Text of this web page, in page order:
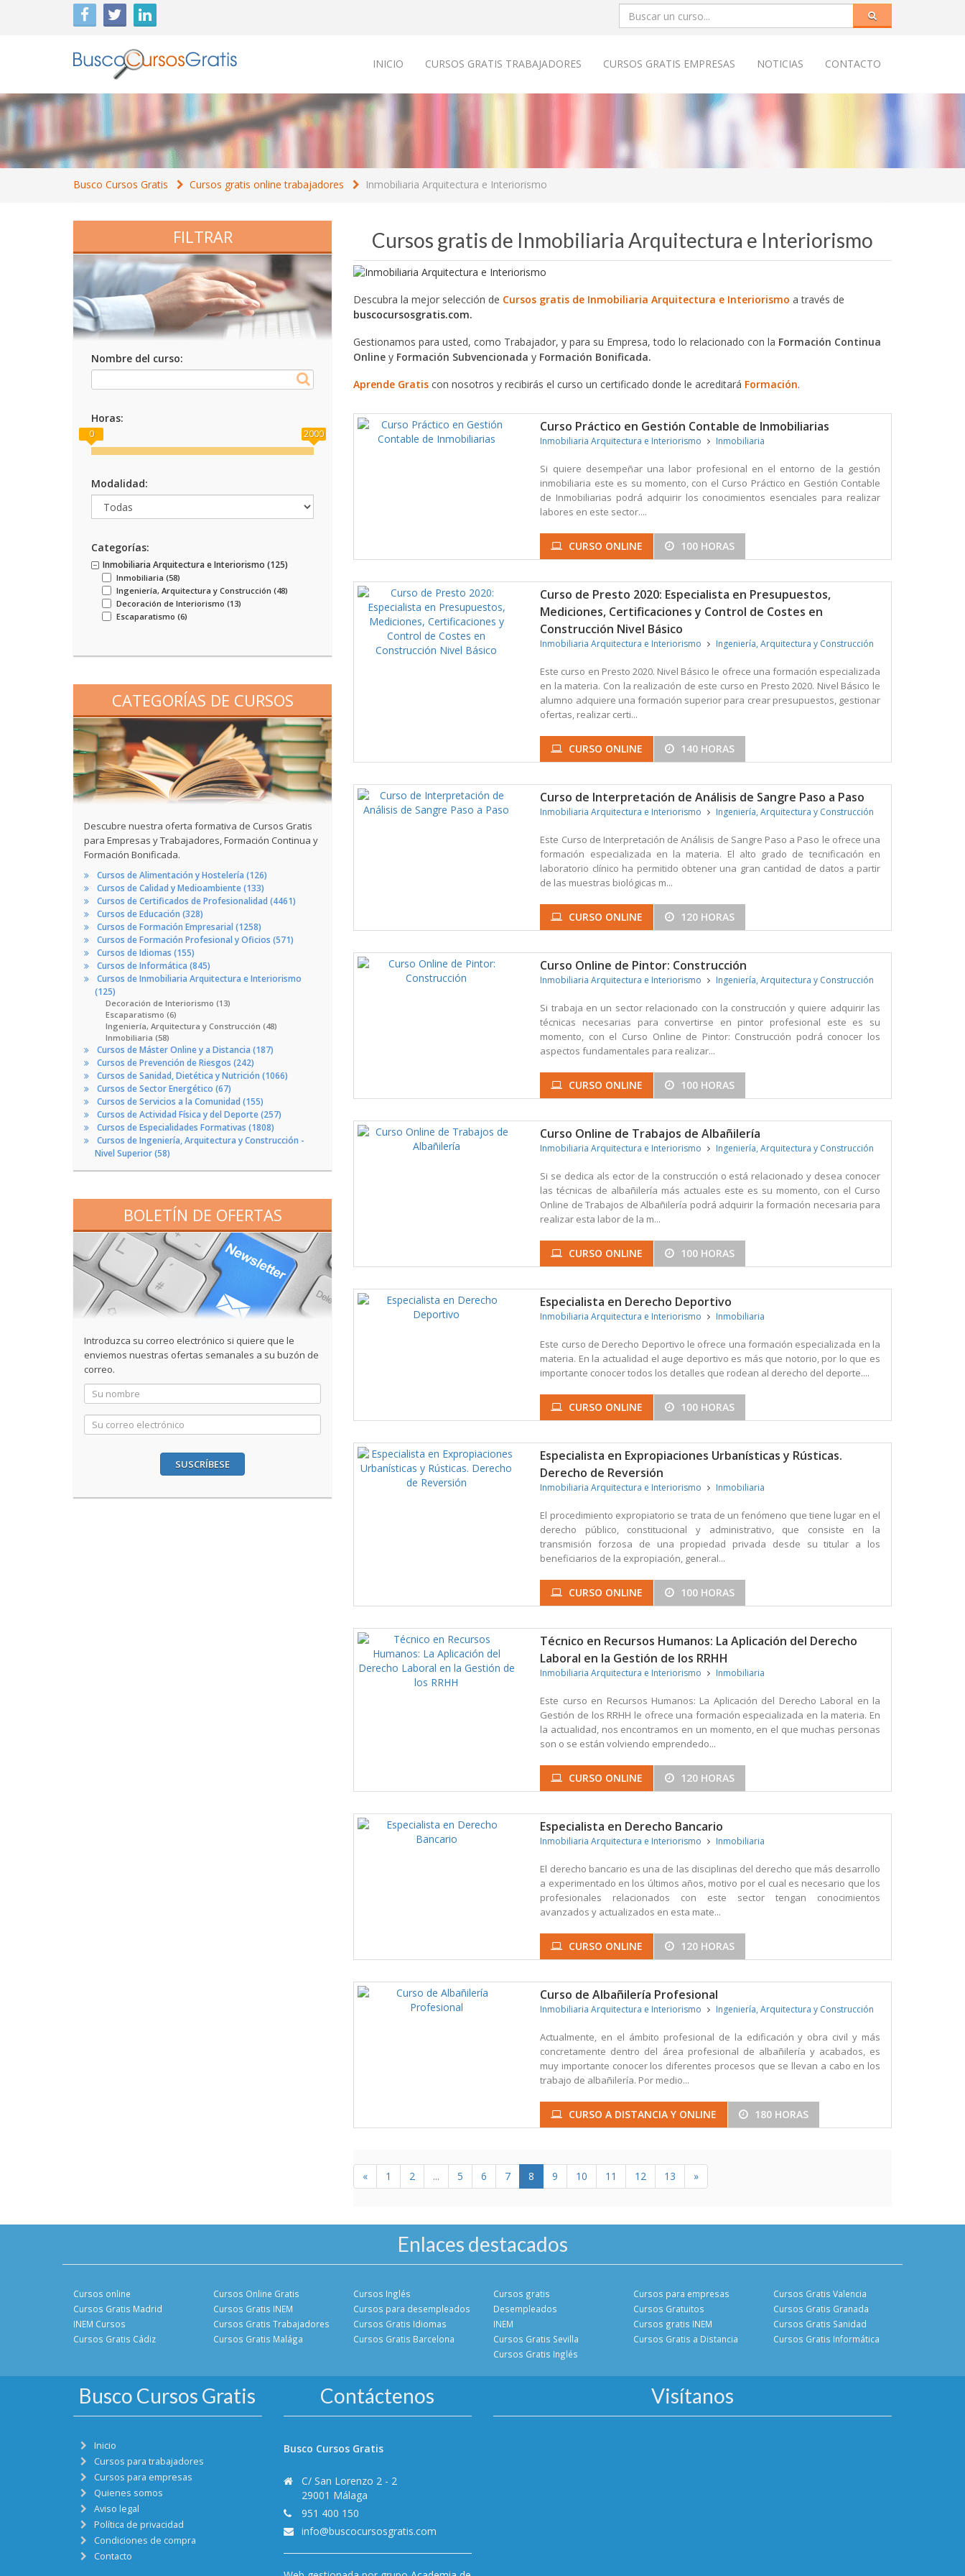
INICIO CURSOS GRATIS TRABAJADORES CURSOS GRATIS EMPRESAS NOTICIAS CONTACTO
Busco Cursos Gratis Cursos gratis online trabajadores Inmobiliaria Arquitectura e Interiorismo
Cursos gratis de Inmobiliaria Arquitectura e Interiorismo
Descubra la mejor selección de Cursos gratis de Inmobiliaria Arquitectura e Interiorismo a través de
buscocursosgratis.com.
Gestionamos para usted, como Trabajador, y para su Empresa, todo lo relacionado con la Formación Continua
Online y Formación Subvencionada y Formación Bonificada.
Aprende Gratis con nosotros y recibirás el curso un certificado donde le acreditará Formación.
Curso Práctico en Gestión Contable de Inmobiliarias
Inmobiliaria Arquitectura e Interiorismo Inmobiliaria
Si quiere desempeñar una labor profesional en el entorno de la gestión
inmobiliaria este es su momento, con el Curso Práctico en Gestión Contable
de Inmobiliarias podrá adquirir los conocimientos esenciales para realizar
labores en este sector....
CURSO ONLINE 100 HORAS
Curso de Presto 2020: Especialista en Presupuestos,
Mediciones, Certificaciones y Control de Costes en
Construcción Nivel Básico
Inmobiliaria Arquitectura e Interiorismo Ingeniería, Arquitectura y Construcción
Este curso en Presto 2020. Nivel Básico le ofrece una formación especializada
en la materia. Con la realización de este curso en Presto 2020. Nivel Básico le
alumno adquiere una formación superior para crear presupuestos, gestionar
ofertas, realizar certi...
CURSO ONLINE 140 HORAS
Curso de Interpretación de Análisis de Sangre Paso a Paso
Inmobiliaria Arquitectura e Interiorismo Ingeniería, Arquitectura y Construcción
Este Curso de Interpretación de Análisis de Sangre Paso a Paso le ofrece una
formación especializada en la materia. El alto grado de tecnificación en
laboratorio clínico ha permitido obtener una gran cantidad de datos a partir
de las muestras biológicas m...
CURSO ONLINE 120 HORAS
Curso Online de Pintor: Construcción
Inmobiliaria Arquitectura e Interiorismo Ingeniería, Arquitectura y Construcción
Si trabaja en un sector relacionado con la construcción y quiere adquirir las
técnicas necesarias para convertirse en pintor profesional este es su
momento, con el Curso Online de Pintor: Construcción podrá conocer los
aspectos fundamentales para realizar...
CURSO ONLINE 100 HORAS
Curso Online de Trabajos de Albañilería
Inmobiliaria Arquitectura e Interiorismo Ingeniería, Arquitectura y Construcción
Si se dedica als ector de la construcción o está relacionado y desea conocer
las técnicas de albañilería más actuales este es su momento, con el Curso
Online de Trabajos de Albañilería podrá adquirir la formación necesaria para
realizar esta labor de la m...
CURSO ONLINE 100 HORAS
Especialista en Derecho Deportivo
Inmobiliaria Arquitectura e Interiorismo Inmobiliaria
Este curso de Derecho Deportivo le ofrece una formación especializada en la
materia. En la actualidad el auge deportivo es más que notorio, por lo que es
importante conocer todos los detalles que rodean al derecho del deporte....
CURSO ONLINE 100 HORAS
Especialista en Expropiaciones Urbanísticas y Rústicas.
Derecho de Reversión
Inmobiliaria Arquitectura e Interiorismo Inmobiliaria
El procedimiento expropiatorio se trata de un fenómeno que tiene lugar en el
derecho público, constitucional y administrativo, que consiste en la
transmisión forzosa de una propiedad privada desde su titular a los
beneficiarios de la expropiación, general...
CURSO ONLINE 100 HORAS
Técnico en Recursos Humanos: La Aplicación del Derecho
Laboral en la Gestión de los RRHH
Inmobiliaria Arquitectura e Interiorismo Inmobiliaria
Este curso en Recursos Humanos: La Aplicación del Derecho Laboral en la
Gestión de los RRHH le ofrece una formación especializada en la materia. En
la actualidad, nos encontramos en un momento, en el que muchas personas
son o se están volviendo emprendedo...
CURSO ONLINE 120 HORAS
Especialista en Derecho Bancario
Inmobiliaria Arquitectura e Interiorismo Inmobiliaria
El derecho bancario es una de las disciplinas del derecho que más desarrollo
a experimentado en los últimos años, motivo por el cual es necesario que los
profesionales relacionados con este sector tengan conocimientos
avanzados y actualizados en esta mate...
CURSO ONLINE 120 HORAS
Curso de Albañilería Profesional
Inmobiliaria Arquitectura e Interiorismo Ingeniería, Arquitectura y Construcción
Actualmente, en el ámbito profesional de la edificación y obra civil y más
concretamente dentro del área profesional de albañilería y acabados, es
muy importante conocer los diferentes procesos que se llevan a cabo en los
trabajo de albañilería. Por medio...
CURSO A DISTANCIA Y ONLINE 180 HORAS
« 1 2 ... 5 6 7 8 9 10 11 12 13 »
FILTRAR
Nombre del curso:
Horas:
0 2000
Modalidad:
Categorías:
Inmobiliaria Arquitectura e Interiorismo (125)
Inmobiliaria (58)
Ingeniería, Arquitectura y Construcción (48)
Decoración de Interiorismo (13)
Escaparatismo (6)
CATEGORÍAS DE CURSOS
Descubre nuestra oferta formativa de Cursos Gratis
para Empresas y Trabajadores, Formación Continua y
Formación Bonificada.
Cursos de Alimentación y Hostelería (126)
Cursos de Calidad y Medioambiente (133)
Cursos de Certificados de Profesionalidad (4461)
Cursos de Educación (328)
Cursos de Formación Empresarial (1258)
Cursos de Formación Profesional y Oficios (571)
Cursos de Idiomas (155)
Cursos de Informática (845)
Cursos de Inmobiliaria Arquitectura e Interiorismo
(125)
Decoración de Interiorismo (13)
Escaparatismo (6)
Ingeniería, Arquitectura y Construcción (48)
Inmobiliaria (58)
Cursos de Máster Online y a Distancia (187)
Cursos de Prevención de Riesgos (242)
Cursos de Sanidad, Dietética y Nutrición (1066)
Cursos de Sector Energético (67)
Cursos de Servicios a la Comunidad (155)
Cursos de Actividad Física y del Deporte (257)
Cursos de Especialidades Formativas (1808)
Cursos de Ingeniería, Arquitectura y Construcción -
Nivel Superior (58)
BOLETÍN DE OFERTAS
Introduzca su correo electrónico si quiere que le
enviemos nuestras ofertas semanales a su buzón de
correo.
SUSCRÍBESE
Enlaces destacados
Cursos online
Cursos Gratis Madrid
INEM Cursos
Cursos Gratis Cádiz
Cursos Online Gratis
Cursos Gratis INEM
Cursos Gratis Trabajadores
Cursos Gratis Malága
Cursos Inglés
Cursos para desempleados
Cursos Gratis Idiomas
Cursos Gratis Barcelona
Cursos gratis
Desempleados
INEM
Cursos Gratis Sevilla
Cursos Gratis Inglés
Cursos para empresas
Cursos Gratuitos
Cursos gratis INEM
Cursos Gratis a Distancia
Cursos Gratis Valencia
Cursos Gratis Granada
Cursos Gratis Sanidad
Cursos Gratis Informática
Busco Cursos Gratis
Inicio
Cursos para trabajadores
Cursos para empresas
Quienes somos
Aviso legal
Política de privacidad
Condiciones de compra
Contacto
Contáctenos
Busco Cursos Gratis
C/ San Lorenzo 2 - 2
29001 Málaga
951 400 150
info@buscocursosgratis.com
Visítanos